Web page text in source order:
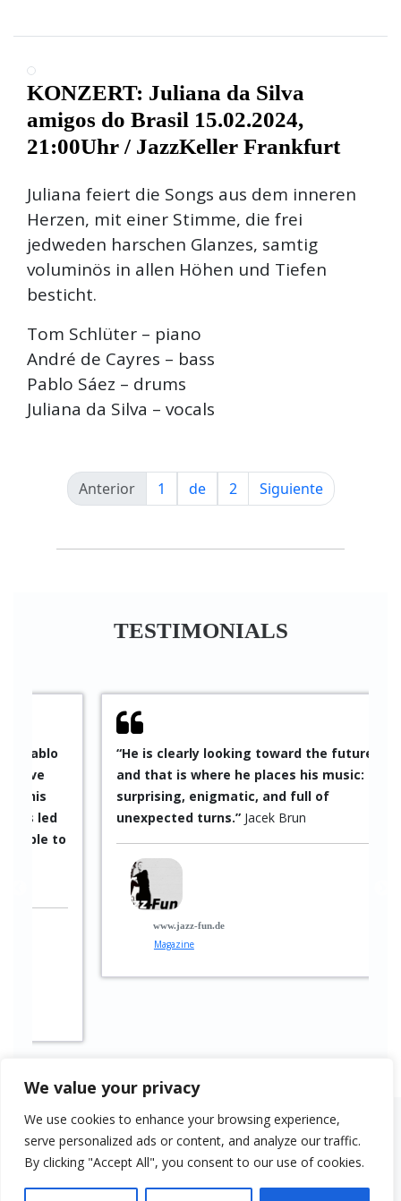
We value your privacy
We use cookies to enhance your browsing experience,
serve personalized ads or content, and analyze our traffic.
By clicking "Accept All", you consent to our use of cookies.
KONZERT: Juliana da Silva
21:00Uhr / JazzKeller Frankfurt
Herzen, mit einer Stimme, die frei
Pablo Sáez – drums
Juliana da Silva – vocals
Anterior 1 de 2 Siguiente
TESTIMONIALS
“He is clearly looking toward the future—
and that is where he places his music:
surprising, enigmatic, and full of
unexpected turns.”Jacek Brun